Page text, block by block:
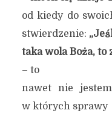
od kiedy do
stwierdzenie:
taka wola Boża, to
– to
nawet nie
w których sprawy